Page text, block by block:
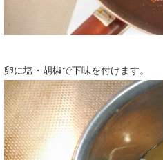
卵に塩・胡椒で下味を付けます。